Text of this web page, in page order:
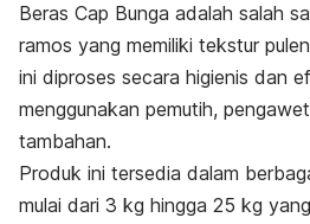
Beras Cap Bunga adalah salah
ramos yang memiliki tekstur
ini diproses secara higienis dan
menggunakan pemutih,
tambahan.
Produk ini tersedia dalam
mulai dari 3 kg hingga 25 kg